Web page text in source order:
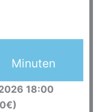
Minuten
18:00